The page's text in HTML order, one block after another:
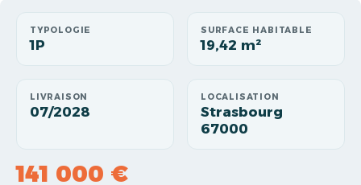
TYPOLOGIE
1P
SURFACE HABITABLE
19,42 m²
LIVRAISON
07/2028
LOCALISATION
Strasbourg
67000
141 000 €